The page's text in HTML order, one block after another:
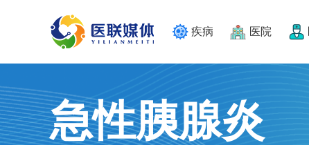
疾病 医院
急性胰腺炎